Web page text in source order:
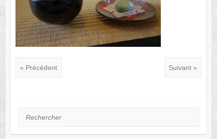
« Précédent Suivant »
Rechercher